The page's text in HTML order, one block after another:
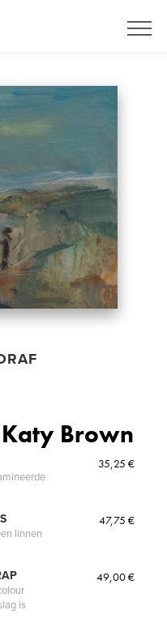
Brown
35,25 €
linnen
47,75 €
is
49,00 €